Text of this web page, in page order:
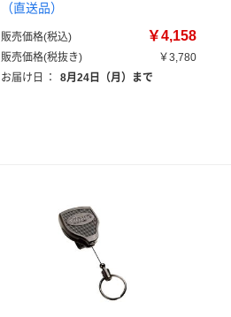
（直送品）
販売価格(税込) ￥4,158
販売価格(税抜き)
￥3,780
お届け日
： 8月24日（月）まで